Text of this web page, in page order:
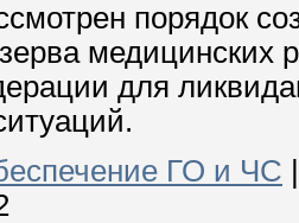
порядок
медицинских
для
ГО и ЧС